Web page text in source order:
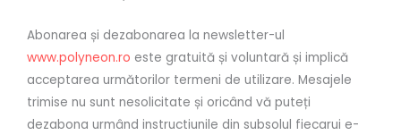
Abonarea și dezabonarea la newsletter-ul
www.polyneon.ro este gratuită și voluntară și implică
acceptarea următorilor termeni de utilizare. Mesajele
trimise nu sunt nesolicitate și oricând vă puteți
dezabona urmând instructiunile din subsolul fiecarui e-